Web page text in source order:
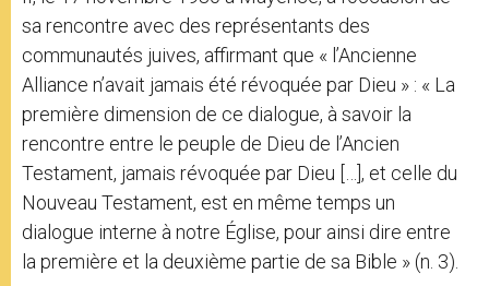
sa rencontre avec des représentants des
communautés juives, affirmant que « l’Ancienne
Alliance n’avait jamais été révoquée par Dieu » : « La
première dimension de ce dialogue, à savoir la
rencontre entre le peuple de Dieu de l’Ancien
Testament, jamais révoquée par Dieu […], et celle du
Nouveau Testament, est en même temps un
dialogue interne à notre Église, pour ainsi dire entre
la première et la deuxième partie de sa Bible » (n. 3).